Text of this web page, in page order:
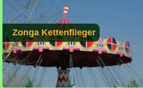
Zonga Kettenflieger